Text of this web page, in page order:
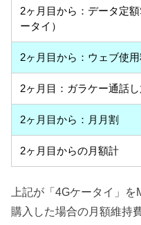
2ヶ月目から：データ定
ータイ）
2ヶ月目から：ウェブ使
2ヶ月目：ガラケー通話し
2ヶ月目から：月月割
2ヶ月目からの月額計
上記が「4Gケータイ」
購入した場合の月額維持